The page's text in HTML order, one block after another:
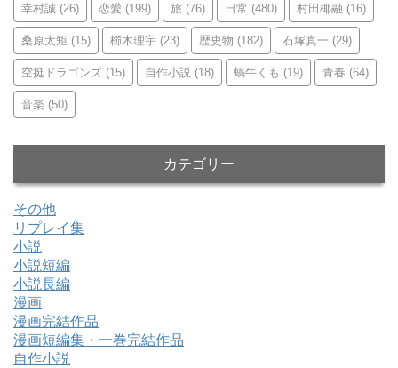
幸村誠 (26) 恋愛 (199) 旅 (76) 日常 (480) 村田椰融 (16)
桑原太矩 (15) 櫛木理宇 (23) 歴史物 (182) 石塚真一 (29)
空挺ドラゴンズ (15) 自作小説 (18) 蝸牛くも (19) 青春 (64)
音楽 (50)
カテゴリー
その他
リプレイ集
小説
小説短編
小説長編
漫画
漫画完結作品
漫画短編集・一巻完結作品
自作小説